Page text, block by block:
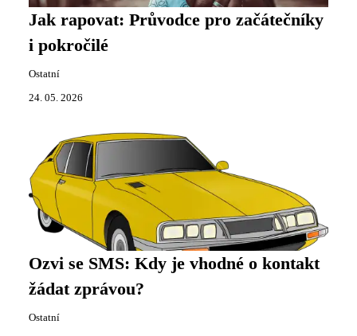
Jak rapovat: Průvodce pro začátečníky
i pokročilé
Ostatní
24. 05. 2026
Ozvi se SMS: Kdy je vhodné o kontakt
žádat zprávou?
Ostatní